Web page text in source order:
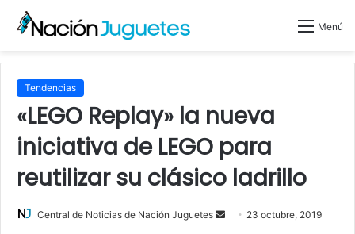
Menú
Tendencias
«LEGO Replay» la nueva
iniciativa de LEGO para
reutilizar su clásico ladrillo
Central de Noticias de Nación Juguetes
Send 23 octubre, 2019